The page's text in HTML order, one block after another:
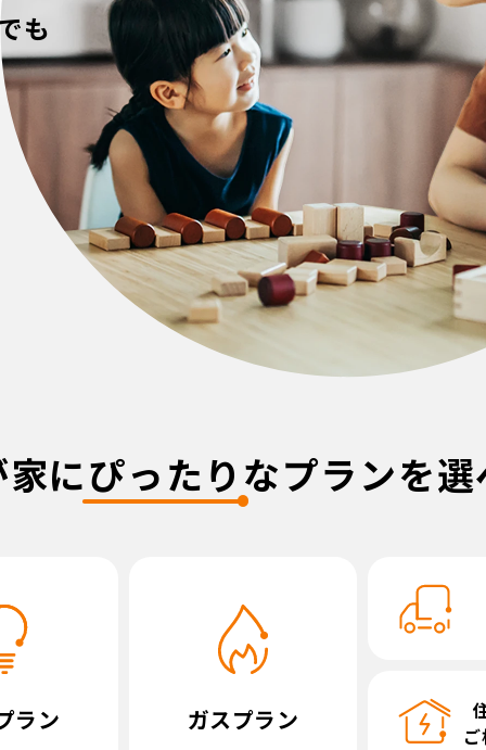
も
にぴったり なプランを
ラン ガスプラン